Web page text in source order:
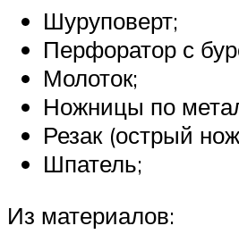
Шуруповерт;
Перфоратор с
Молоток;
Ножницы по
Резак (острый
Шпатель;
Из материалов: